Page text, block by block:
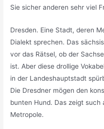
Sie sicher anderen sehr viel
Dresden. Eine Stadt, deren
Dialekt sprechen. Das
vor das Rätsel, ob der
ist. Aber diese drollige
in der Landeshauptstadt
Die Dresdner mögen den
bunten Hund. Das zeigt
Metropole.